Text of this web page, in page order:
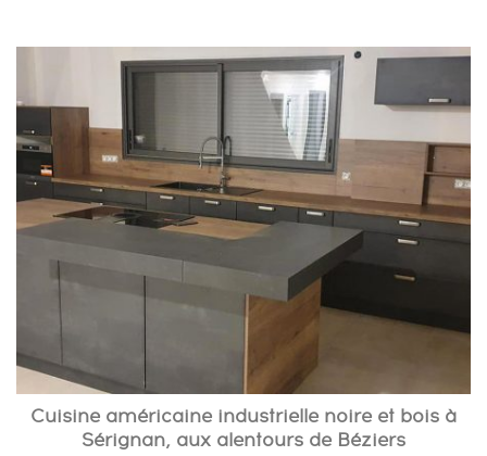
Cuisine américaine industrielle noire et bois à
Sérignan, aux alentours de Béziers